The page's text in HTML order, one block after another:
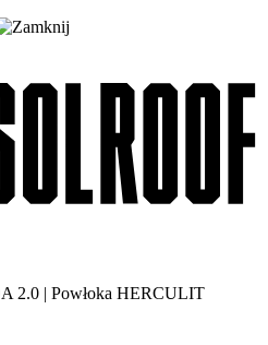
2.0 | Powłoka HERCULIT